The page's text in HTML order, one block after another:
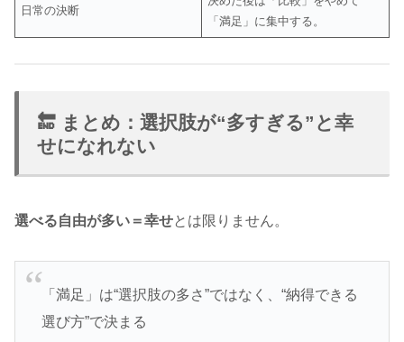
日常の決断
「満足」に集中する。
🔚 まとめ：選択肢が“多すぎる”と幸
せになれない
選べる自由が多い＝幸せとは限りません。
「満足」は“選択肢の多さ”ではなく、“納得できる
選び方”で決まる